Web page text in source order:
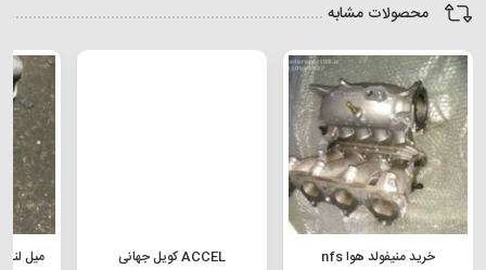
محصولات مشابه
خرید منیفولد هوا nfs ACCEL کویل جهانی میل